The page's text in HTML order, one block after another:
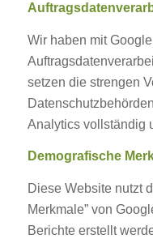
Wir haben mit
setzen die strengen
Analytics vollständig
Demografische
Diese Website nutzt
Merkmale” von
Berichte erstellt